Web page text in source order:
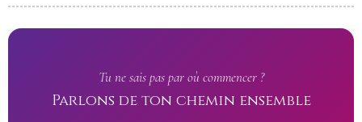
Tu ne sais pas par où commencer ?
Parlons de ton chemin ensemble